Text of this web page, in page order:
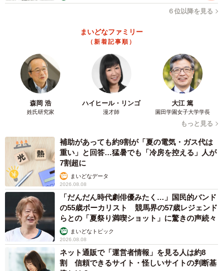
当初は養育ボランティアのつもりで、ある程度の月齢まで
猫を飼いたいと思っていたこともあり、だんだん2匹が可愛
くなって手放せなくなった。
「母猫に捨てられ3日間どんなに心細かったかと思うと『も
う2度と心細い思いをさせたくない』『我が家で一生幸せに
暮らしてほしい』と思うようになりました」
ンゴル語で黒ということと、出会った季節から「ハルちゃ
ん」と名付けた 。ルナちゃんは、黒から連想した月という
意味のイタリア語にちなんでいる。
ハルちゃんはお姉ちゃんらしく、毛づくろいをするなど、
ルナちゃんを守る様子がみら れた。運動神経が良く、カー
テンなど高いところに登るのが得意だ。抱っこが好きで、
喉を鳴らしながらよく膝に乗ってくる。
ルナちゃんは臆病で、来客があると隠れて出てこない。声
６位以降を見る
まいどなファミリー
（新着記事順）
森岡 浩
姓氏研究家
ハイヒール・リンゴ
漫才師
大江 篤
園田学園女子大学学長
もっと見る
補助があっても約9割が「夏の電気・ガス代は
重い」と回答…猛暑でも「冷房を控える」人が
7割超に
まいどなデータ
2026.08.08
「だんだん時代劇俳優みたく…」国民的バンド
の55歳ボーカリスト 競馬界の57歳レジェンド
らとの「夏祭り満喫ショット」に驚きの声続々
まいどなトピック
2026.08.08
ネット通販で「運営者情報」を見る人は約8
割 信頼できるサイト・怪しいサイトの判断基